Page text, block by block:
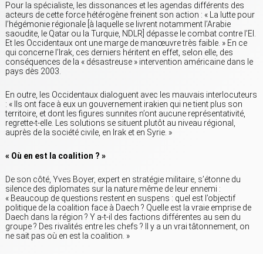
Pour la spécialiste, les dissonances et les agendas différents des
acteurs de cette force hétérogène freinent son action : « La lutte pour
l’hégémonie régionale [à laquelle se livrent notamment l’Arabie
saoudite, le Qatar ou la Turquie, NDLR] dépasse le combat contre l’EI.
Et les Occidentaux ont une marge de manœuvre très faible. » En ce
qui concerne l’Irak, ces derniers héritent en effet, selon elle, des
conséquences de la « désastreuse » intervention américaine dans le
pays dès 2003.
En outre, les Occidentaux dialoguent avec les mauvais interlocuteurs
: « Ils ont face à eux un gouvernement irakien qui ne tient plus son
territoire, et dont les figures sunnites n’ont aucune représentativité,
regrette-t-elle. Les solutions se situent plutôt au niveau régional,
auprès de la société civile, en Irak et en Syrie. »
« Où en est la coalition ? »
De son côté, Yves Boyer, expert en stratégie militaire, s’étonne du
silence des diplomates sur la nature même de leur ennemi :
« Beaucoup de questions restent en suspens : quel est l’objectif
politique de la coalition face à Daech ? Quelle est la vraie emprise de
Daech dans la région ? Y a-t-il des factions différentes au sein du
groupe ? Des rivalités entre les chefs ? Il y a un vrai tâtonnement, on
ne sait pas où en est la coalition. »